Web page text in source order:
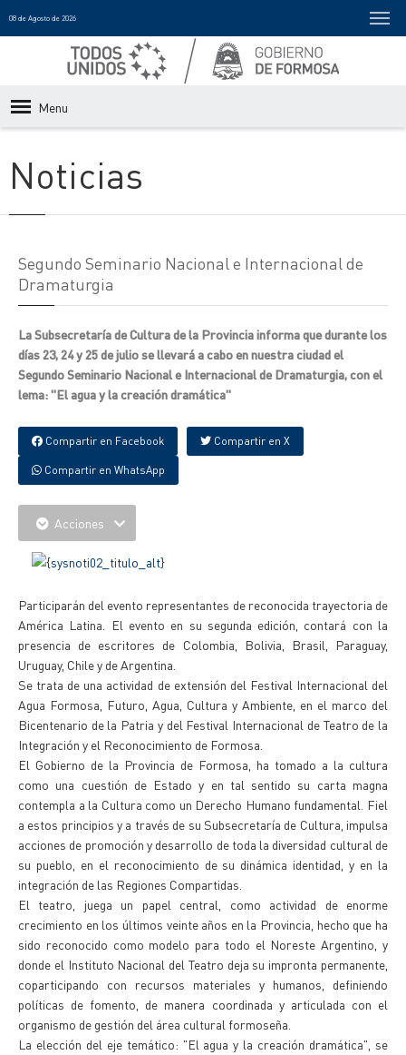
08 de Agosto de 2026
Menu
Noticias
Segundo Seminario Nacional e Internacional de
Dramaturgia
La Subsecretaría de Cultura de la Provincia informa que durante los
días 23, 24 y 25 de julio se llevará a cabo en nuestra ciudad el
Segundo Seminario Nacional e Internacional de Dramaturgia, con el
lema: "El agua y la creación dramática"
Compartir en Facebook Compartir en X
Compartir en WhatsApp
Acciones
Participarán del evento representantes de reconocida trayectoria de
América Latina. El evento en su segunda edición, contará con la
presencia de escritores de Colombia, Bolivia, Brasil, Paraguay,
Uruguay, Chile y de Argentina.
Se trata de una actividad de extensión del Festival Internacional del
Agua Formosa, Futuro, Agua, Cultura y Ambiente, en el marco del
Bicentenario de la Patria y del Festival Internacional de Teatro de la
Integración y el Reconocimiento de Formosa.
El Gobierno de la Provincia de Formosa, ha tomado a la cultura
como una cuestión de Estado y en tal sentido su carta magna
contempla a la Cultura como un Derecho Humano fundamental. Fiel
a estos principios y a través de su Subsecretaría de Cultura, impulsa
acciones de promoción y desarrollo de toda la diversidad cultural de
su pueblo, en el reconocimiento de su dinámica identidad, y en la
integración de las Regiones Compartidas.
El teatro, juega un papel central, como actividad de enorme
crecimiento en los últimos veinte años en la Provincia, hecho que ha
sido reconocido como modelo para todo el Noreste Argentino, y
donde el Instituto Nacional del Teatro deja su impronta permanente,
coparticipando con recursos materiales y humanos, definiendo
políticas de fomento, de manera coordinada y articulada con el
organismo de gestión del área cultural formoseña.
La elección del eje temático: "El agua y la creación dramática", se